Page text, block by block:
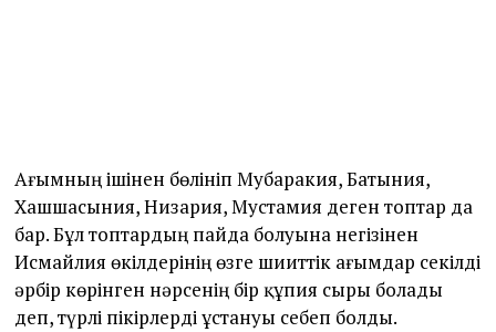
Ағымның ішінен бөлініп Мубаракия, Батыния,
Хашшасыния, Низария, Мустамия деген топтар да
бар. Бұл топтардың пайда болуына негізінен
Исмайлия өкілдерінің өзге шииттік ағымдар секілді
әрбір көрінген нәрсенің бір құпия сыры болады
деп, түрлі пікірлерді ұстануы себеп болды.